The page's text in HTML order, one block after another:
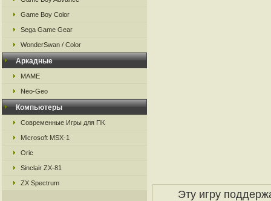
Game Boy Color
Sega Game Gear
WonderSwan / Color
Аркадные
MAME
Neo-Geo
Компьютеры
Современные Игры для ПК
Microsoft MSX-1
Oric
Sinclair ZX-81
ZX Spectrum
Эту игру